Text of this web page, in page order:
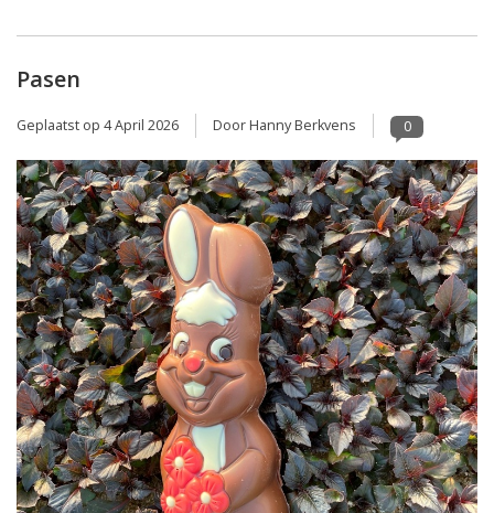
Pasen
Geplaatst op 4 April 2026 Door Hanny Berkvens 0